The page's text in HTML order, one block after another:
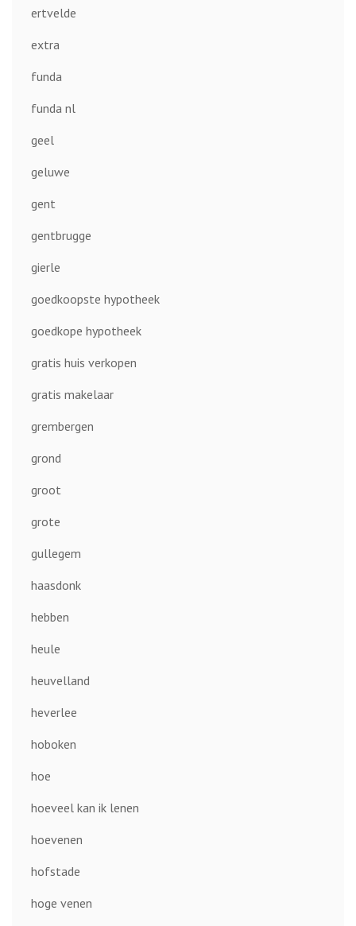
ertvelde
extra
funda
funda nl
geel
geluwe
gent
gentbrugge
gierle
goedkoopste hypotheek
goedkope hypotheek
gratis huis verkopen
gratis makelaar
grembergen
grond
groot
grote
gullegem
haasdonk
hebben
heule
heuvelland
heverlee
hoboken
hoe
hoeveel kan ik lenen
hoevenen
hofstade
hoge venen